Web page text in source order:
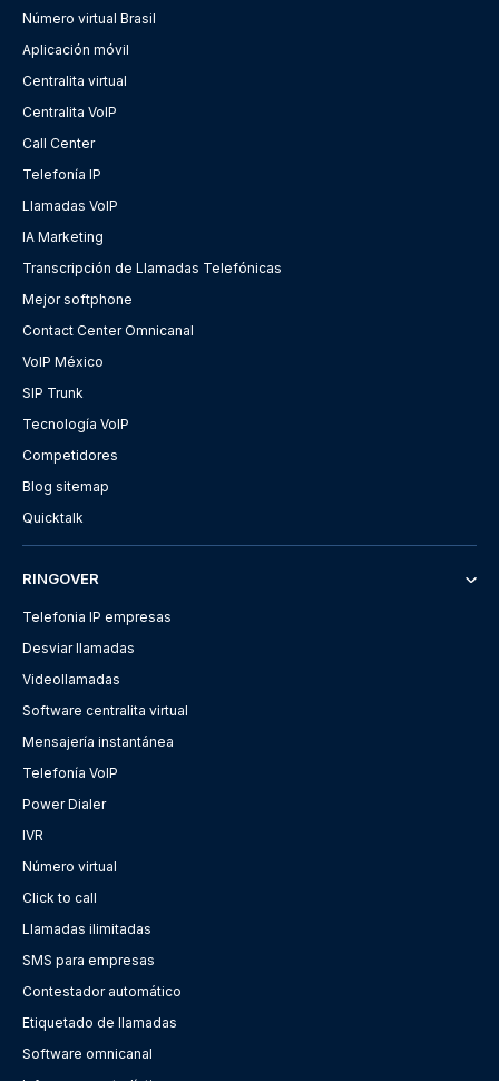
Número virtual Brasil
Aplicación móvil
Centralita virtual
Centralita VoIP
Call Center
Telefonía IP
Llamadas VoIP
IA Marketing
Transcripción de Llamadas Telefónicas
Mejor softphone
Contact Center Omnicanal
VoIP México
SIP Trunk
Tecnología VoIP
Competidores
Blog sitemap
Quicktalk
RINGOVER
Telefonia IP empresas
Desviar llamadas
Videollamadas
Software centralita virtual
Mensajería instantánea
Telefonía VoIP
Power Dialer
IVR
Número virtual
Click to call
Llamadas ilimitadas
SMS para empresas
Contestador automático
Etiquetado de llamadas
Software omnicanal